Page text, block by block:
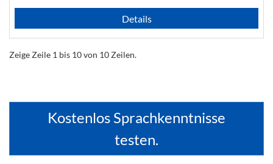
Details
Zeige Zeile 1 bis 10 von 10 Zeilen.
Kostenlos Sprachkenntnisse
testen.